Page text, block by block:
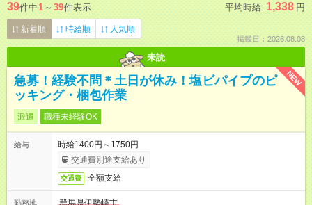
39件中1 ～ 39件表示 平均時給: 1,338 円
新着順 時給順 人気順
掲載日：2026.08.08
未読
NEW
急募！経験不問＊土日が休み！塩ビパイプのピ
ッキング・梱包作業
派遣 職種未経験OK
給与
時給1400円～1750円
交通費別途支給あり
交通費 全額支給
勤務地
群馬県伊勢崎市